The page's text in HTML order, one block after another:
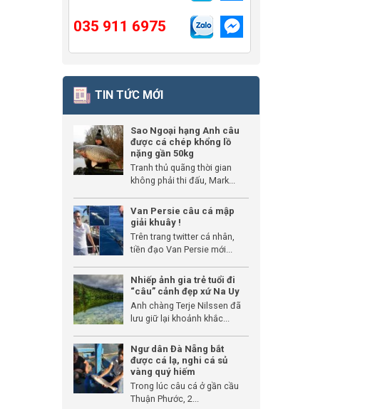
035 911 6975
TIN TỨC MỚI
Sao Ngoại hạng Anh câu
được cá chép khổng lồ
nặng gần 50kg
Tranh thủ quãng thời gian
không phải thi đấu, Mark...
Van Persie câu cá mập
giải khuây !
Trên trang twitter cá nhân,
tiền đạo Van Persie mới...
Nhiếp ảnh gia trẻ tuổi đi
“câu” cảnh đẹp xứ Na Uy
Anh chàng Terje Nilssen đã
lưu giữ lại khoảnh khắc...
Ngư dân Đà Nẵng bắt
được cá lạ, nghi cá sủ
vàng quý hiếm
Trong lúc câu cá ở gần cầu
Thuận Phước, 2...